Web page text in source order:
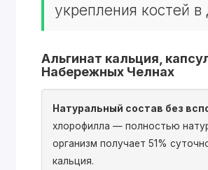
укрепления костей
Альгинат кальция,
Набережных Челнах
Натуральный состав без
хлорофилла — полностью
организм получает 51%
кальция.